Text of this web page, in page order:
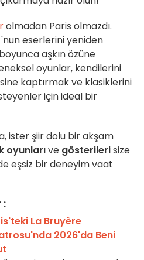
olmadan Paris olmazdı.
'nun eserlerini yeniden
aşkın özüne
oyunlar, kendilerini
kaptırmak ve klasiklerini
için ideal bir
ister şiir dolu bir akşam
oyunlarıve gösterilerisize
eşsiz bir deneyim vaat
:
La Bruyère
2026'da Beni